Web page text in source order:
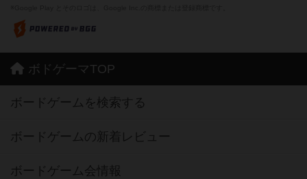
ボドゲーマTOP
ボードゲームを検索する
ボードゲームの新着レビュー
ボードゲーム会情報